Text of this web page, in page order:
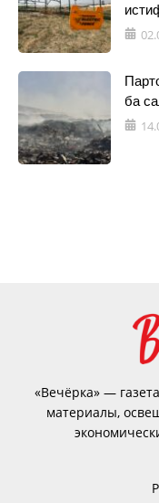
ба
«Вечёрка» —
материалы,